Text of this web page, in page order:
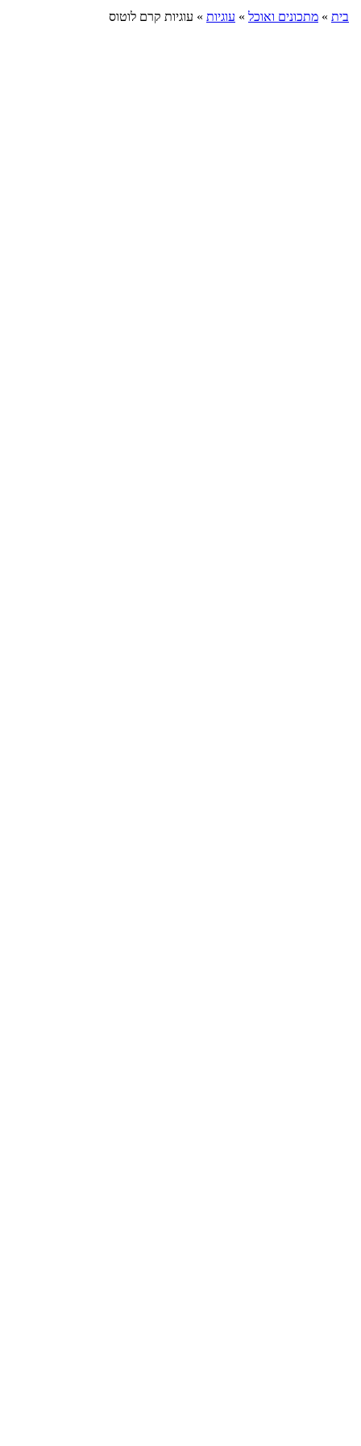
בית » מתכונים ואוכל » עוגיות » עוגיות קרם לוטוס